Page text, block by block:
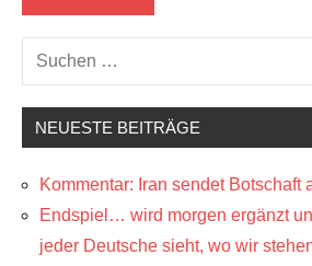
Verschwörungstheorien
Suchen
nach:
NEUESTE BEITRÄGE
Kommentar: Iran sendet Botschaft
Endspiel… wird morgen ergänzt
jeder Deutsche sieht, wo wir